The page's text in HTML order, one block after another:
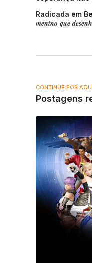
Radicada em
menino que
CONTINUE POR
Postagens